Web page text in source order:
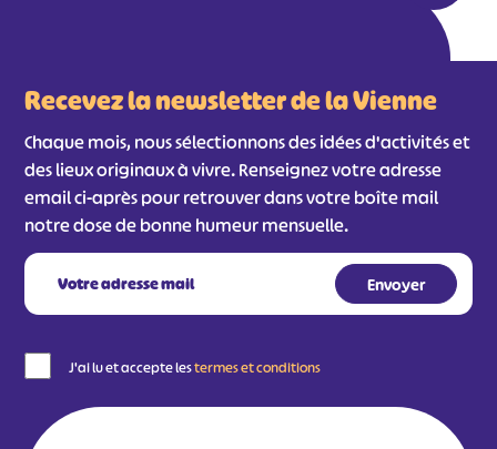
Recevez la newsletter de la Vienne
Chaque mois, nous sélectionnons des idées d'activités et
des lieux originaux à vivre. Renseignez votre adresse
email ci-après pour retrouver dans votre boîte mail
notre dose de bonne humeur mensuelle.
J'ai lu et accepte lestermes et conditions